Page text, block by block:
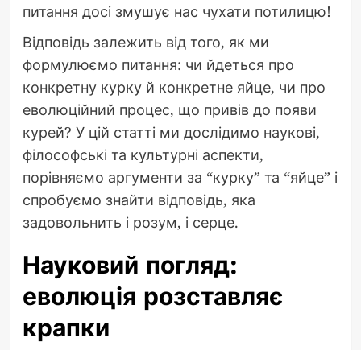
питання досі змушує нас чухати потилицю!
Відповідь залежить від того, як ми
формулюємо питання: чи йдеться про
конкретну курку й конкретне яйце, чи про
еволюційний процес, що привів до появи
курей? У цій статті ми дослідимо наукові,
філософські та культурні аспекти,
порівняємо аргументи за “курку” та “яйце” і
спробуємо знайти відповідь, яка
задовольнить і розум, і серце.
Науковий погляд:
еволюція розставляє
крапки